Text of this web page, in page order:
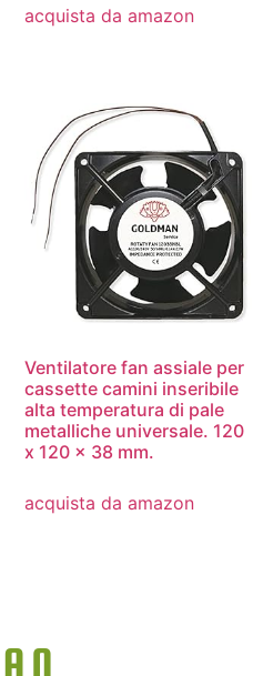
acquista da amazon
Ventilatore fan assiale per
cassette camini inseribile
alta temperatura di pale
metalliche universale. 120
x 120 x 38 mm.
acquista da amazon